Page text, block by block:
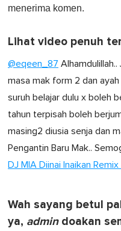
menerima komen.
Lihat video penuh
@eqeen_87 Alhamdulillah..
masa mak form 2 dan
suruh belajar dulu x boleh
tahun terpisah boleh
masing2 diusia senja dan
Pengantin Baru Mak..
DJ MIA Diinai Inaikan
Wah sayang betul
ya, admindoakan